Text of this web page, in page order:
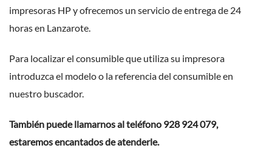
impresoras HP yofrecemos un servicio de entrega de 24
horas en Lanzarote.
Para localizar el consumible que utiliza su impresora
introduzca el modelo o la referencia del consumible en
nuestro buscador.
También puede llamarnos al teléfono 928 924 079,
estaremos encantados de atenderle.